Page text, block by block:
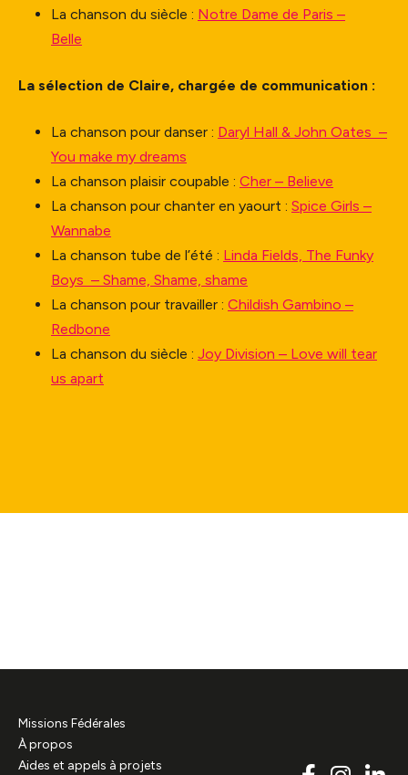
La chanson du siècle : Notre Dame de Paris –
Belle
La sélection de Claire, chargée de communication :
La chanson pour danser : Daryl Hall & John Oates –
You make my dreams
La chanson plaisir coupable : Cher – Believe
La chanson pour chanter en yaourt : Spice Girls –
Wannabe
La chanson tube de l’été : Linda Fields, The Funky
Boys – Shame, Shame, shame
La chanson pour travailler : Childish Gambino –
Redbone
La chanson du siècle : Joy Division – Love will tear
us apart
Missions Fédérales
À propos
Aides et appels à projets